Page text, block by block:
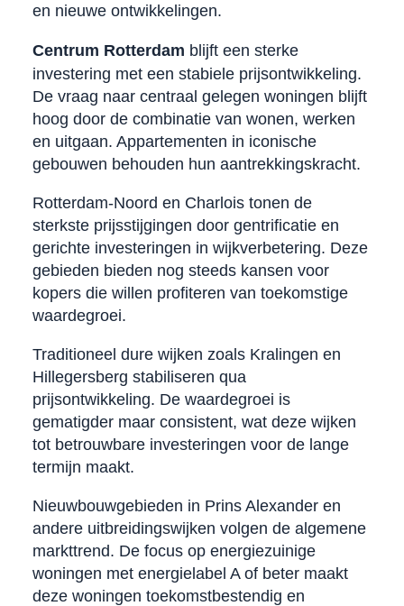
en nieuwe ontwikkelingen.
Centrum Rotterdam blijft een sterke
investering met een stabiele prijsontwikkeling.
De vraag naar centraal gelegen woningen blijft
hoog door de combinatie van wonen, werken
en uitgaan. Appartementen in iconische
gebouwen behouden hun aantrekkingskracht.
Rotterdam-Noord en Charlois tonen de
sterkste prijsstijgingen door gentrificatie en
gerichte investeringen in wijkverbetering. Deze
gebieden bieden nog steeds kansen voor
kopers die willen profiteren van toekomstige
waardegroei.
Traditioneel dure wijken zoals Kralingen en
Hillegersberg stabiliseren qua
prijsontwikkeling. De waardegroei is
gematigder maar consistent, wat deze wijken
tot betrouwbare investeringen voor de lange
termijn maakt.
Nieuwbouwgebieden in Prins Alexander en
andere uitbreidingswijken volgen de algemene
markttrend. De focus op energiezuinige
woningen met energielabel A of beter maakt
deze woningen toekomstbestendig en